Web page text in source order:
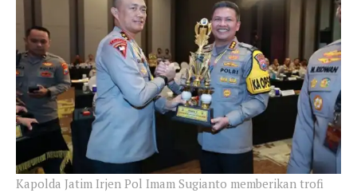
Kapolda Jatim Irjen Pol Imam Sugianto memberikan trofi